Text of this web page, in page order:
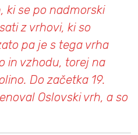
ki se po nadmorski
z vrhovi, ki so
pa je s tega vrha
in vzhodu, torej na
Do začetka 19.
Oslovski vrh, a so